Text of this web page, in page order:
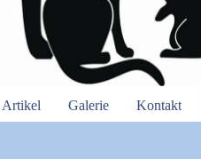
Artikel Galerie Kontakt